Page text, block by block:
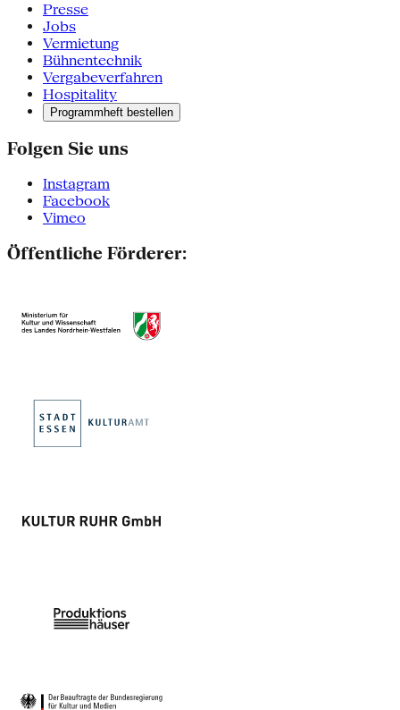
Presse
Jobs
Vermietung
Bühnentechnik
Vergabeverfahren
Hospitality
Programmheft bestellen
Folgen Sie uns
Instagram
Facebook
Vimeo
Öffentliche Förderer: